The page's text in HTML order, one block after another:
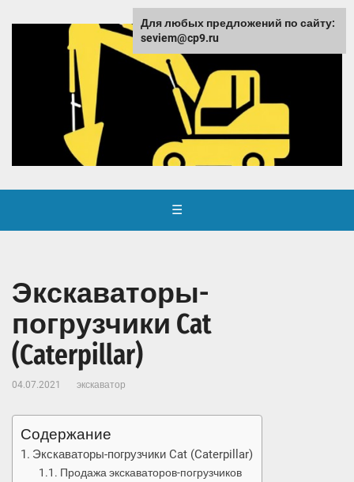
☰
Экскаваторы-
погрузчики Cat
(Caterpillar)
04.07.2021 экскаватор
Содержание
Экскаваторы-погрузчики Cat (Caterpillar)
Продажа экскаваторов-погрузчиков
Для любых предложений по сайту:
seviem@cp9.ru